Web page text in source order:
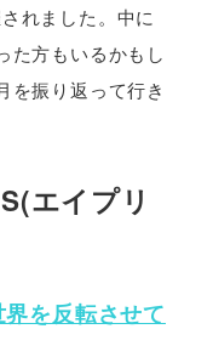
れました。中に
た方もいるかもし
を振り返って行き
エイプリ
を反転させて